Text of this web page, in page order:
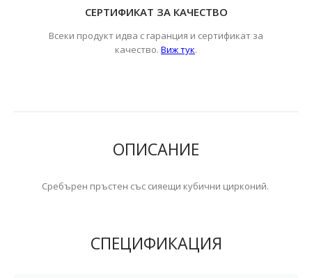
СЕРТИФИКАТ ЗА КАЧЕСТВО
Всеки продукт идва с гаранция и сертификат за
качество. Виж тук.
ОПИСАНИЕ
Сребърен пръстен със сияещи кубични цирконий.
СПЕЦИФИКАЦИЯ